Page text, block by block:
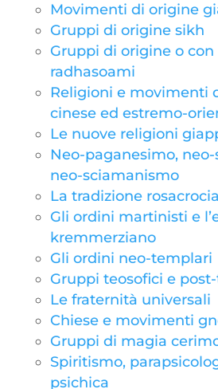
Movimenti di origine
Gruppi di origine sikh
Gruppi di origine o
radhasoami
Religioni e movimenti
cinese ed estremo-
Le nuove religioni
Neo-paganesimo,
neo-sciamanismo
La tradizione
Gli ordini martinisti e
kremmerziano
Gli ordini neo-templari
Gruppi teosofici e
Le fraternità universali
Chiese e movimenti
Gruppi di magia
Spiritismo,
psichica